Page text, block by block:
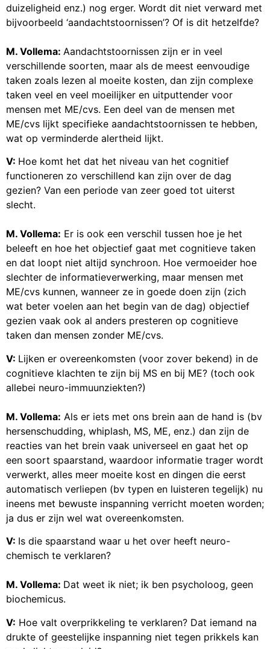
duizeligheid enz.) nog erger. Wordt dit niet verward met
bijvoorbeeld ‘aandachtstoornissen’? Of is dit hetzelfde?
M. Vollema: Aandachtstoornissen zijn er in veel
verschillende soorten, maar als de meest eenvoudige
taken zoals lezen al moeite kosten, dan zijn complexe
taken veel en veel moeilijker en uitputtender voor
mensen met ME/cvs. Een deel van de mensen met
ME/cvs lijkt specifieke aandachtstoornissen te hebben,
wat op verminderde alertheid lijkt.
V: Hoe komt het dat het niveau van het cognitief
functioneren zo verschillend kan zijn over de dag
gezien? Van een periode van zeer goed tot uiterst
slecht.
M. Vollema: Er is ook een verschil tussen hoe je het
beleeft en hoe het objectief gaat met cognitieve taken
en dat loopt niet altijd synchroon. Hoe vermoeider hoe
slechter de informatieverwerking, maar mensen met
ME/cvs kunnen, wanneer ze in goede doen zijn (zich
wat beter voelen aan het begin van de dag) objectief
gezien vaak ook al anders presteren op cognitieve
taken dan mensen zonder ME/cvs.
V: Lijken er overeenkomsten (voor zover bekend) in de
cognitieve klachten te zijn bij MS en bij ME? (toch ook
allebei neuro-immuunziekten?)
M. Vollema: Als er iets met ons brein aan de hand is (bv
hersenschudding, whiplash, MS, ME, enz.) dan zijn de
reacties van het brein vaak universeel en gaat het op
een soort spaarstand, waardoor informatie trager wordt
verwerkt, alles meer moeite kost en dingen die eerst
automatisch verliepen (bv typen en luisteren tegelijk) nu
ineens met bewuste inspanning verricht moeten worden;
ja dus er zijn wel wat overeenkomsten.
V: Is die spaarstand waar u het over heeft neuro-
chemisch te verklaren?
M. Vollema: Dat weet ik niet; ik ben psycholoog, geen
biochemicus.
V: Hoe valt overprikkeling te verklaren? Dat iemand na
drukte of geestelijke inspanning niet tegen prikkels kan